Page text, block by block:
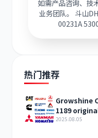
如需产品咨询、技
业务团队。 斗山
00231A
热门推荐
Growshine
1189
2025.08.05